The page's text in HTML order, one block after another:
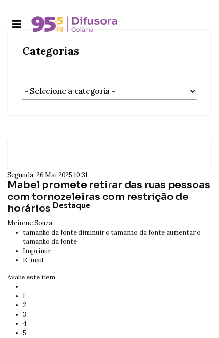
Categorias
Segunda, 26 Mai 2025 10:31
Mabel promete retirar das ruas pessoas
com tornozeleiras com restrição de
horários Destaque
Meirene Souza
tamanho da fontediminuir o tamanho da fonteaumentar o
tamanho da fonte
Imprimir
E-mail
Avalie este item
1
2
3
4
5